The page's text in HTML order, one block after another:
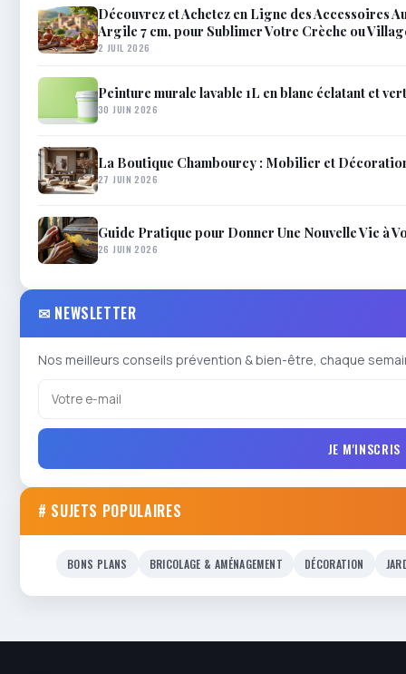
Découvrez et Achetez en Ligne des Accessoires
Argile 7 cm, pour Sublimer Votre Crèche ou
2 JUIL 2026
Peinture murale lavable 1L en blanc éclatant et
30 JUIN 2026
La Boutique Chambourcy : Mobilier et
27 JUIN 2026
Guide Pratique pour Donner Une Nouvelle Vie à
26 JUIN 2026
✉ NEWSLETTER
Nos meilleurs conseils prévention & bien-être, chaque
JE M'INSCRIS
# SUJETS POPULAIRES
BONS PLANS BRICOLAGE & AMÉNAGEMENT DÉCORATION